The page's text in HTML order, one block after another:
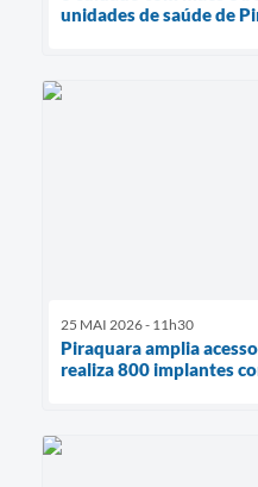
unidades de saúde de
25 MAI 2026 - 11h30
Piraquara amplia
realiza 800 implantes